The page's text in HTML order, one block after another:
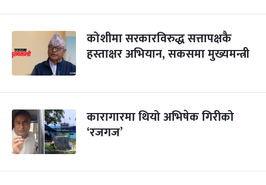
कोशीमा सरकारविरुद्ध सत्तापक्षकै
हस्ताक्षर अभियान, सकसमा मुख्यमन्त्री
कारागारमा थियो अभिषेक गिरीको
‘रजगज’